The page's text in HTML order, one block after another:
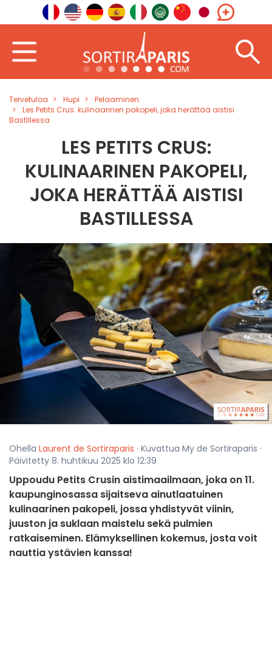
Tervetuloa Hupi
Pelaaminen
Les Petits Crus: kulinaarinen pakopeli, joka herättää aistisi
Bastillessa
LES PETITS CRUS:
KULINAARINEN PAKOPELI,
JOKA HERÄTTÄÄ AISTISI
BASTILLESSA
Ohella Laurent de Sortiraparis · Kuvattua My de Sortiraparis ·
Päivitetty 8. huhtikuu 2025 klo 12:39
Uppoudu Petits Crusin aistimaailmaan, joka on 11.
kaupunginosassa sijaitseva ainutlaatuinen
kulinaarinen pakopeli, jossa yhdistyvät viinin,
juuston ja suklaan maistelu sekä pulmien
ratkaiseminen. Elämyksellinen kokemus, josta voit
nauttia ystävien kanssa!